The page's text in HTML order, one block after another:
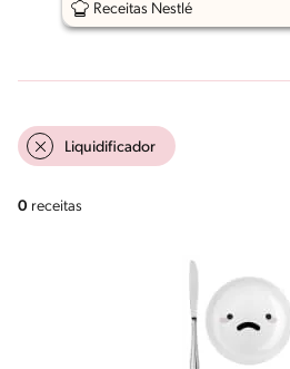
Receitas Nestlé
Liquidificador
0 receitas